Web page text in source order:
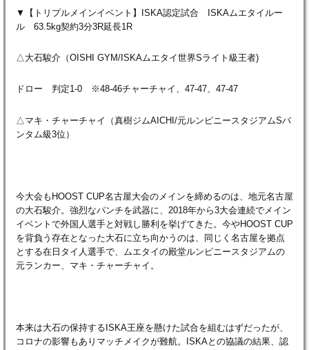
▼【トリプルメインイベント】ISKA認定試合 ISKAムエタイルー
ル 63.5kg契約3分3R延長1R
△大石駿介（OISHI GYM/ISKAムエタイ世界Sライト級王者)
ドロー 判定1-0 ※48-46チャーチャイ、47-47、47-47
△マキ・チャーチャイ（真樹ジムAICHI/元ルンピニースタジアムSバ
ンタム級3位）
今大会もHOOST CUP名古屋大会のメインを締めるのは、地元名古屋
の大石駿介。強烈なパンチを武器に、2018年から3大会連続でメイン
イベントで外国人選手と対戦し勝利を挙げてきた。今やHOOST CUP
を背負う存在となった大石に立ち向かうのは、同じく名古屋を拠点
とする在日タイ人選手で、ムエタイの殿堂ルンピニースタジアムの
元ランカー、マキ・チャーチャイ。
本来は大石の保持するISKA王座を懸けた試合を組むはずだったが、
コロナの影響もありマッチメイクが難航。ISKAとの協議の結果、認